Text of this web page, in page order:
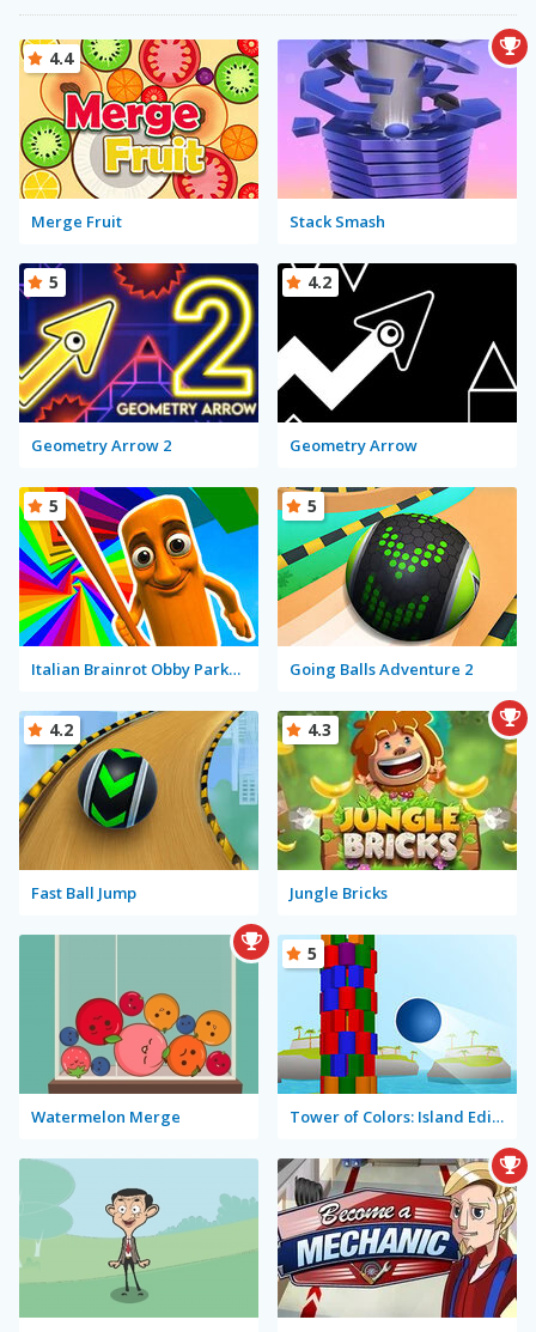
Merge Fruit
4.4
Stack Smash
Geometry Arrow 2
5
Geometry Arrow
4.2
Italian Brainrot Obby Parkour
5
Going Balls Adventure 2
5
Fast Ball Jump
4.2
Jungle Bricks
4.3
Watermelon Merge Tower of Colors: Island Edition
5